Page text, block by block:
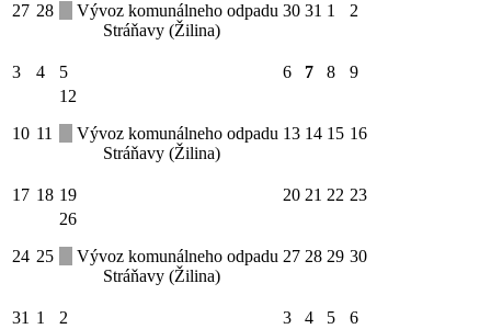
27 28
Vývoz komunálneho odpadu
Stráňavy (Žilina)
30 31 1 2
3 4 5 6 7 8 9
10 11
12
Vývoz komunálneho odpadu
Stráňavy (Žilina)
13 14 15 16
17 18 19 20 21 22 23
24 25
26
Vývoz komunálneho odpadu
Stráňavy (Žilina)
27 28 29 30
31 1 2 3 4 5
6